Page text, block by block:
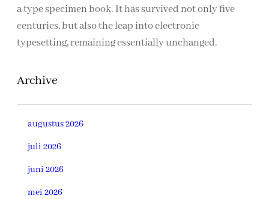
a type specimen book. It has survived not only five
centuries, but also the leap into electronic
typesetting, remaining essentially unchanged.
Archive
augustus 2026
juli 2026
juni 2026
mei 2026